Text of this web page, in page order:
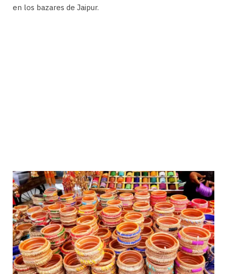
en los bazares de Jaipur.